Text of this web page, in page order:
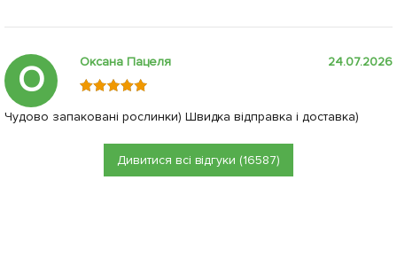
О Оксана Пацеля 24.07.2026
Чудово запаковані рослинки) Швидка відправка і доставка)
Дивитися всі відгуки (16587)